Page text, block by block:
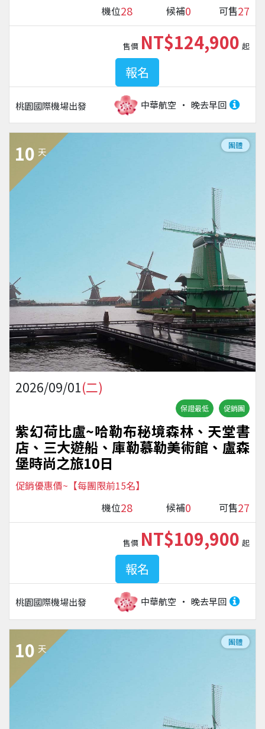
機位28 候補0 可售27
桃園國際機場出發 中華航空 晚去早回
售價 NT$124,900 起
報名
10 天
團體
2026/09/01(二)
保證最低 促銷團
紫幻荷比盧~哈勒布秘境森林、天堂書
店、三大遊船、庫勒慕勒美術館、盧森
堡時尚之旅10日
促銷優惠價~【每團限前15名】
機位28 候補0 可售27
桃園國際機場出發 中華航空 晚去早回
售價 NT$109,900 起
報名
10 天
團體